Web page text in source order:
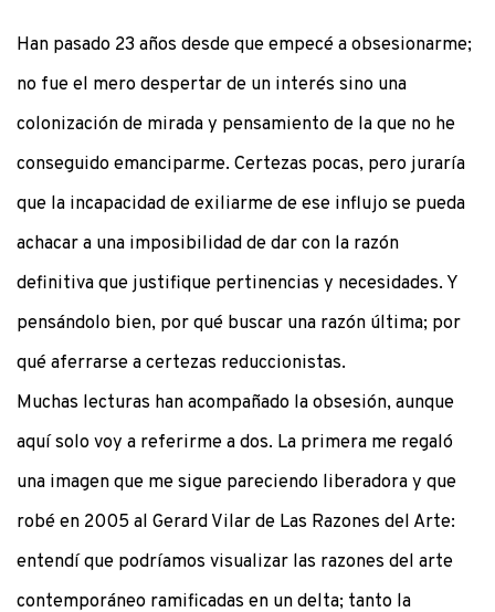
Han pasado 23 años desde que empecé a obsesionarme;
no fue el mero despertar de un interés sino una
colonización de mirada y pensamiento de la que no he
conseguido emanciparme. Certezas pocas, pero juraría
que la incapacidad de exiliarme de ese influjo se pueda
achacar a una imposibilidad de dar con la razón
definitiva que justifique pertinencias y necesidades. Y
pensándolo bien, por qué buscar una razón última; por
qué aferrarse a certezas reduccionistas.
Muchas lecturas han acompañado la obsesión, aunque
aquí solo voy a referirme a dos. La primera me regaló
una imagen que me sigue pareciendo liberadora y que
robé en 2005 al Gerard Vilar de Las Razones del Arte:
entendí que podríamos visualizar las razones del arte
contemporáneo ramificadas en un delta; tanto la